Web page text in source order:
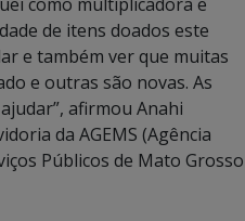
de itens doados este
e também ver que muitas
e outras são novas. As
afirmou Anahi
da AGEMS (Agência
Públicos de Mato Grosso